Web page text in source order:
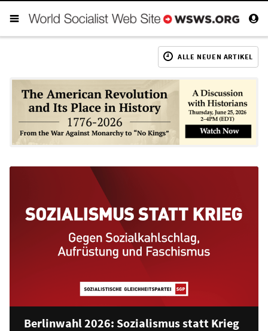
ALLE NEUEN ARTIKEL
Berlinwahl 2026: Sozialismus statt Krieg